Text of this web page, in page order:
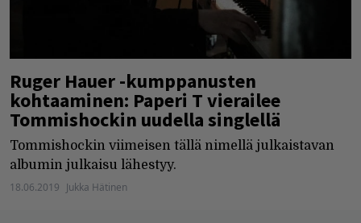
Ruger Hauer -kumppanusten
kohtaaminen: Paperi T vierailee
Tommishockin uudella singlellä
Tommishockin viimeisen tällä nimellä julkaistavan
albumin julkaisu lähestyy.
18.06.2019 Jukka Hätinen